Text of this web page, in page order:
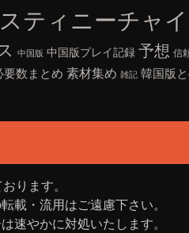
ティニーチャ
中国版 中国版プレイ記録 予想 信
要数まとめ 素材集め 雑記 韓国版
ります。
載・流用はご遠慮下さい。
速やかに対処いたします。